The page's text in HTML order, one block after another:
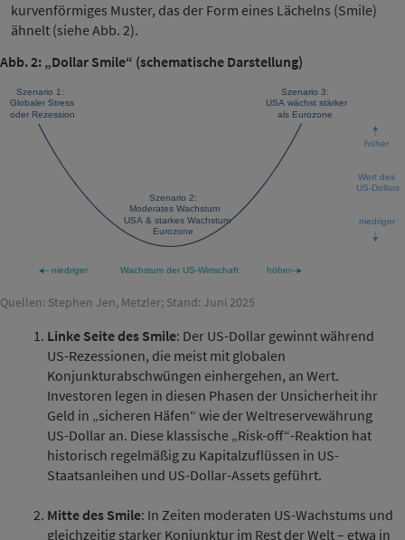
kurvenförmiges Muster, das der Form eines Lächelns (Smile)
ähnelt (siehe Abb. 2).
Abb. 2: „Dollar Smile“ (schematische Darstellung)
Quellen: Stephen Jen, Metzler; Stand: Juni 2025
Linke Seite des Smile: Der US-Dollar gewinnt während
US-Rezessionen, die meist mit globalen
Konjunkturabschwüngen einhergehen, an Wert.
Investoren legen in diesen Phasen der Unsicherheit ihr
Geld in „sicheren Häfen“ wie der Weltreservewährung
US-Dollar an. Diese klassische „Risk-off“-Reaktion hat
historisch regelmäßig zu Kapitalzuflüssen in US-
Staatsanleihen und US-Dollar-Assets geführt.
Mitte des Smile: In Zeiten moderaten US-Wachstums und
gleichzeitig starker Konjunktur im Rest der Welt – etwa in